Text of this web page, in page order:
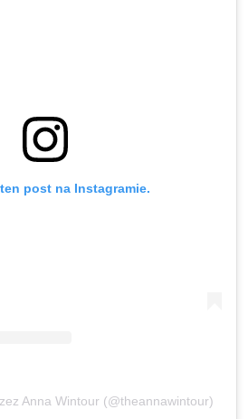
post na Instagramie.
Anna Wintour (@theannawintour)